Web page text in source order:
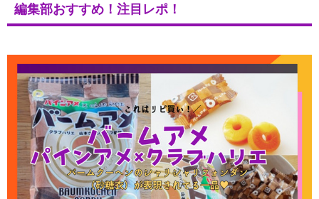
編集部おすすめ！注目レポ！